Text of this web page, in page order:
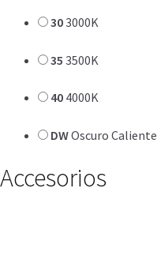
303000K
35 3500K
40 4000K
DWOscuro Caliente
Accesorios